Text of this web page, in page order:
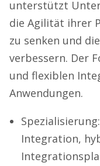
unterstützt
die Agilität ihrer
zu senken und
verbessern. Der
und flexiblen
Anwendungen.
Integration,